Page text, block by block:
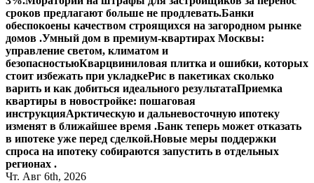
сроков предлагают больше не продлевать.Банки
обеспокоены качеством строящихся на загородном рынке
домов .Умный дом в премиум-квартирах Москвы:
управление светом, климатом и
безопасностьюКварцвиниловая плитка и ошибки, которых
стоит избежать при укладкеРис в пакетиках сколько
варить и как добиться идеального результатаПриемка
квартиры в новостройке: пошаговая
инструкцияАрктическую и дальневосточную ипотеку
изменят в ближайшее время .Банк теперь может отказать
в ипотеке уже перед сделкой.Новые меры поддержки
спроса на ипотеку собираются запустить в отдельных
регионах .
Чт. Авг 6th, 2026